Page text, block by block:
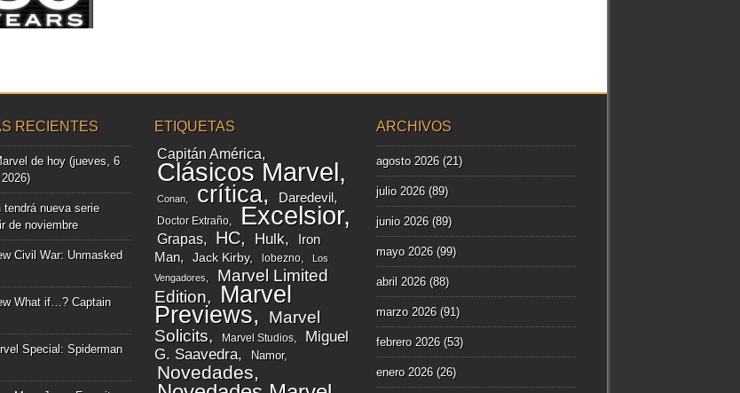
RECIENTES
de hoy (jueves, 6
tendrá nueva serie
de noviembre
Civil War: Unmasked
What if…? Captain
Special: Spiderman
ETIQUETAS
Capitán América
Clásicos Marvel
Conan crítica Daredevil
Doctor Extraño Excelsior
Grapas HC Hulk
Iron
Man
Jack Kirby lobezno
Los
Vengadores
Marvel Limited
Edition
Marvel
Previews
Marvel
Solicits
Marvel Studios
Miguel
G. Saavedra
Namor
Novedades
ARCHIVOS
agosto 2026(21)
julio 2026(89)
junio 2026(89)
mayo 2026(99)
abril 2026(88)
marzo 2026(91)
febrero 2026(53)
enero 2026(26)